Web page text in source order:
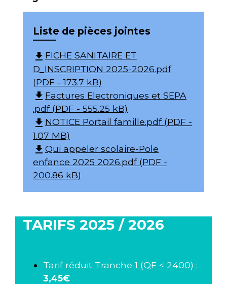
Liste de pièces jointes
file_download FICHE SANITAIRE ET
D_INSCRIPTION 2025-2026.pdf
(PDF - 173.7 kB)
file_download Factures Electroniques et SEPA
.pdf (PDF - 555.25 kB)
file_download NOTICE Portail famille.pdf (PDF -
1.07 MB)
file_download Qui appeler scolaire-Pole
enfance 2025 2026.pdf (PDF -
200.86 kB)
TARIFS 2025 / 2026
Tarif réduit Tranche 1 (QF < 2400) :
3,45€